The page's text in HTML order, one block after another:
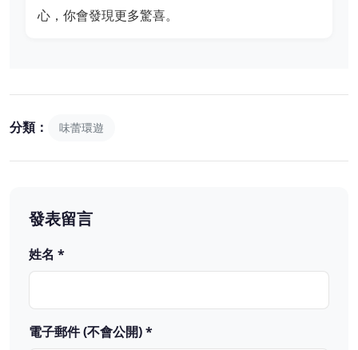
心，你會發現更多驚喜。
分類： 味蕾環遊
發表留言
姓名 *
電子郵件 (不會公開) *